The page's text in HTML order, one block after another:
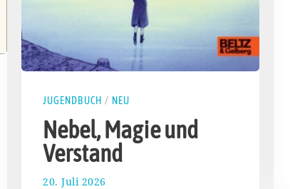
JUGENDBUCH / NEU
Nebel, Magie und
Verstand
20. Juli 2026